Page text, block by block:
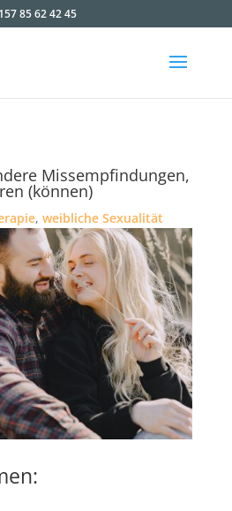
85 62 42 45
Missempfindungen,
(können)
, weibliche Sexualität